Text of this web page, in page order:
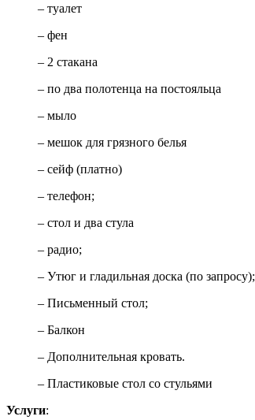
– туалет
– фен
– 2 стакана
– по два полотенца на постояльца
– мыло
– мешок для грязного белья
– сейф (платно)
– телефон;
– стол и два стула
– радио;
– Утюг и гладильная доска (по запросу);
– Письменный стол;
– Балкон
– Дополнительная кровать.
– Пластиковые стол со стульями
Услуги: